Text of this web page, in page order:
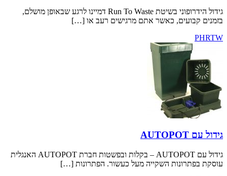
גידול הידרופוני בשיטת Run To Waste דמיינו לרגע שבאופן מושלם,
כאשר אתם מרגישים רעב או […]
גידול עם AUTOPOT – בקלות ובפשטות חברת AUTOPOT האנגלית
השקייה מעל כעשור. הפתרונות […]